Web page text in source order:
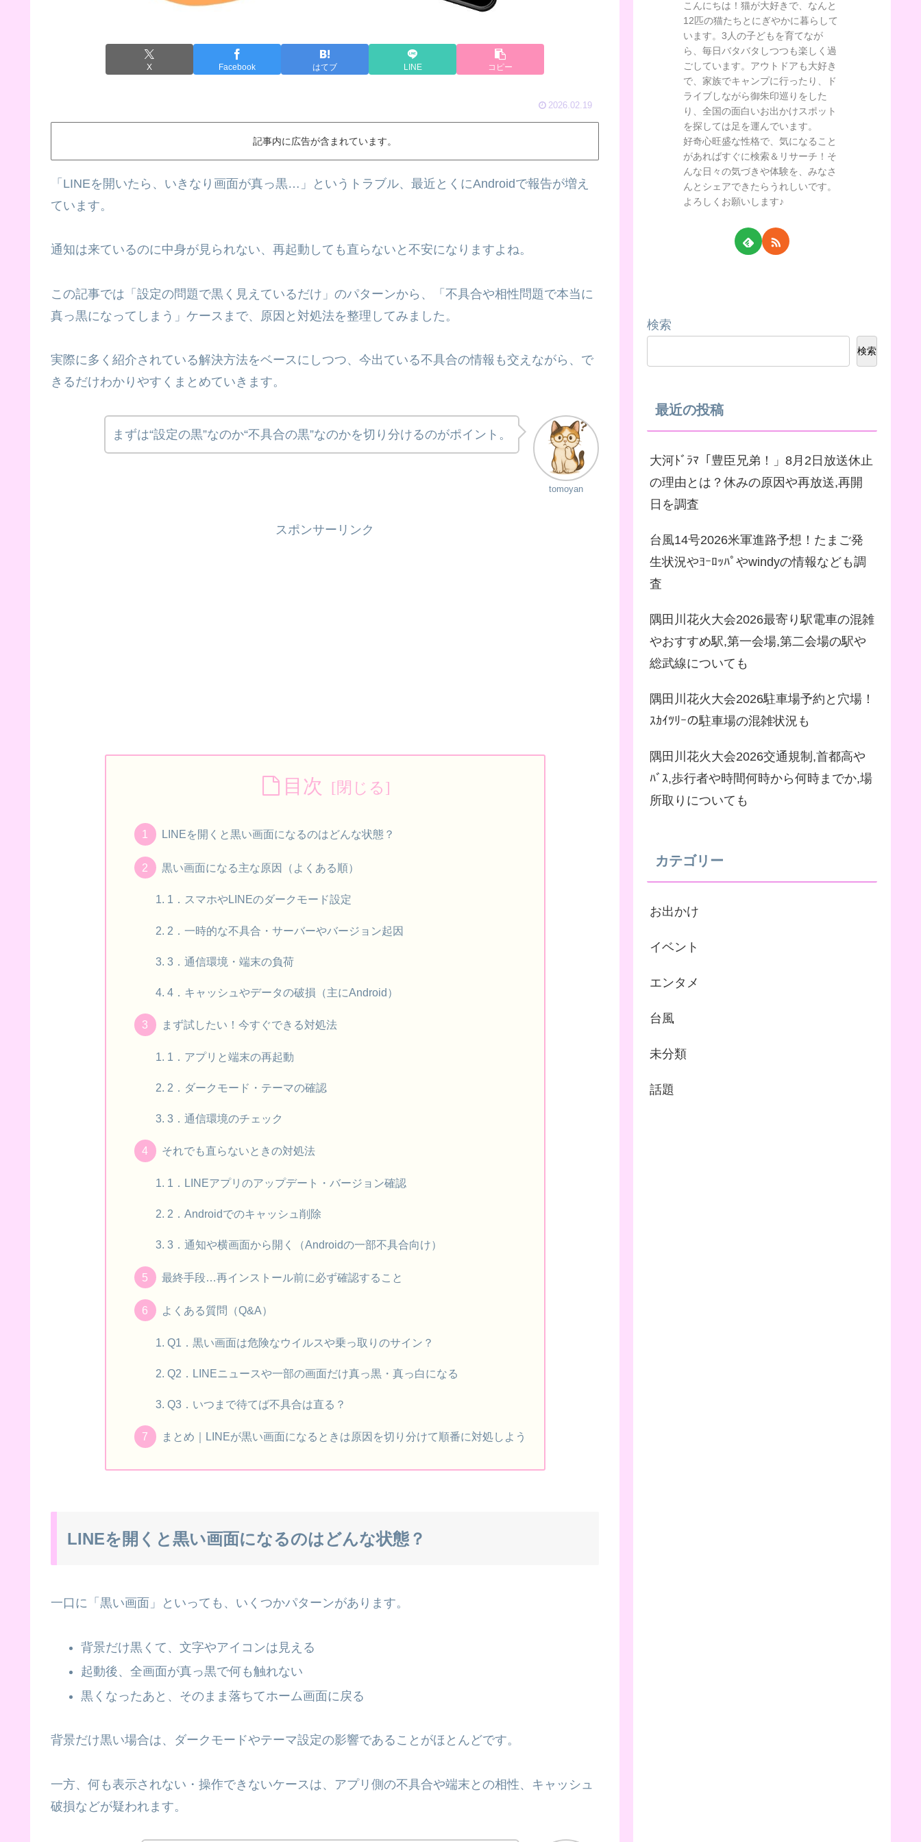
X Facebook はてブ LINE コピー
2026.02.19
記事内に広告が含まれています。
「LINEを開いたら、いきなり画面が真っ黒…」というトラブル、最近とくにAndroidで報告が増え
ています。
通知は来ているのに中身が見られない、再起動しても直らないと不安になりますよね。
この記事では「設定の問題で黒く見えているだけ」のパターンから、「不具合や相性問題で本当に
真っ黒になってしまう」ケースまで、原因と対処法を整理してみました。
実際に多く紹介されている解決方法をベースにしつつ、今出ている不具合の情報も交えながら、で
きるだけわかりやすくまとめていきます。
tomoyan
まずは“設定の黒”なのか“不具合の黒”なのかを切り分けるのがポイント。
スポンサーリンク
目次
LINEを開くと黒い画面になるのはどんな状態？
黒い画面になる主な原因（よくある順）
1．スマホやLINEのダークモード設定
2．一時的な不具合・サーバーやバージョン起因
3．通信環境・端末の負荷
4．キャッシュやデータの破損（主にAndroid）
まず試したい！今すぐできる対処法
1．アプリと端末の再起動
2．ダークモード・テーマの確認
3．通信環境のチェック
それでも直らないときの対処法
1．LINEアプリのアップデート・バージョン確認
2．Androidでのキャッシュ削除
3．通知や横画面から開く（Androidの一部不具合向け）
最終手段…再インストール前に必ず確認すること
よくある質問（Q&A）
Q1．黒い画面は危険なウイルスや乗っ取りのサイン？
Q2．LINEニュースや一部の画面だけ真っ黒・真っ白になる
Q3．いつまで待てば不具合は直る？
まとめ｜LINEが黒い画面になるときは原因を切り分けて順番に対処しよう
LINEを開くと黒い画面になるのはどんな状態？
一口に「黒い画面」といっても、いくつかパターンがあります。
背景だけ黒くて、文字やアイコンは見える
起動後、全画面が真っ黒で何も触れない
黒くなったあと、そのまま落ちてホーム画面に戻る
背景だけ黒い場合は、ダークモードやテーマ設定の影響であることがほとんどです。
一方、何も表示されない・操作できないケースは、アプリ側の不具合や端末との相性、キャッシュ
破損などが疑われます。
こんにちは！猫が大好きで、なんと
12匹の猫たちとにぎやかに暮らして
います。3人の子どもを育てなが
ら、毎日バタバタしつつも楽しく過
ごしています。アウトドアも大好き
で、家族でキャンプに行ったり、ド
ライブしながら御朱印巡りをした
り、全国の面白いお出かけスポット
を探しては足を運んでいます。
好奇心旺盛な性格で、気になること
があればすぐに検索＆リサーチ！そ
んな日々の気づきや体験を、みなさ
んとシェアできたらうれしいです。
よろしくお願いします♪
検索
検索
最近の投稿
大河ﾄﾞﾗﾏ「豊臣兄弟！」8月2日放送休止
の理由とは？休みの原因や再放送,再開
日を調査
台風14号2026米軍進路予想！たまご発
生状況やﾖｰﾛｯﾊﾟやwindyの情報なども調
査
隅田川花火大会2026最寄り駅電車の混雑
やおすすめ駅,第一会場,第二会場の駅や
総武線についても
隅田川花火大会2026駐車場予約と穴場！
ｽｶｲﾂﾘｰの駐車場の混雑状況も
隅田川花火大会2026交通規制,首都高や
ﾊﾞｽ,歩行者や時間何時から何時までか,場
所取りについても
カテゴリー
お出かけ
イベント
エンタメ
台風
未分類
話題